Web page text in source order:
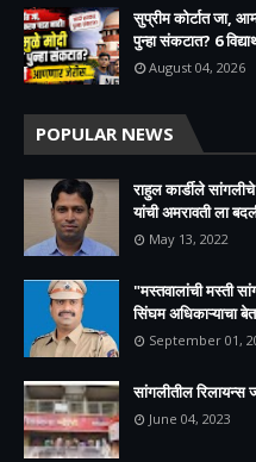
सुप्रीम कोर्टात जा,
पुन्हा संकटात? 6
August 04, 2026
POPULAR NEWS
राहुल कार्डीले
यांची अमरावती ला
May 13, 2022
"मस्तवालांची मस्ती
सिंघम अधिकाऱ्याचा
September 01,
सांगलीतील रिलायन्स
June 04, 2023